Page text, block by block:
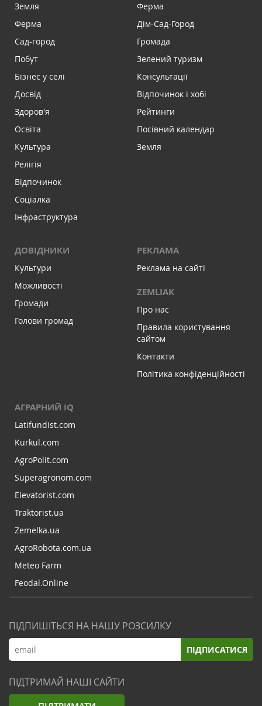
Земля
Ферма
Сад-город
Побут
Бізнес у селі
Досвід
Здоров'я
Освіта
Культура
Релігія
Відпочинок
Соціалка
Інфраструктура
Ферма
Дім-Сад-Город
Громада
Зелений туризм
Консультації
Відпочинок і хобі
Рейтинги
Посівний календар
Земля
ДОВІДНИКИ
Культури
Можливості
Громади
Голови громад
РЕКЛАМА
Реклама на сайті
ZEMLIAK
Про нас
Правила користування
сайтом
Контакти
Політика конфіденційності
АГРАРНИЙ IQ
Latifundist.com
Kurkul.com
AgroPolit.com
Superagronom.com
Elevatorist.com
Traktorist.ua
Zemelka.ua
AgroRobota.com.ua
Meteo Farm
Feodal.Online
ПІДПИШІТЬСЯ НА НАШУ РОЗСИЛКУ
ПІДПИСАТИСЯ
ПІДТРИМАЙ НАШІ САЙТИ